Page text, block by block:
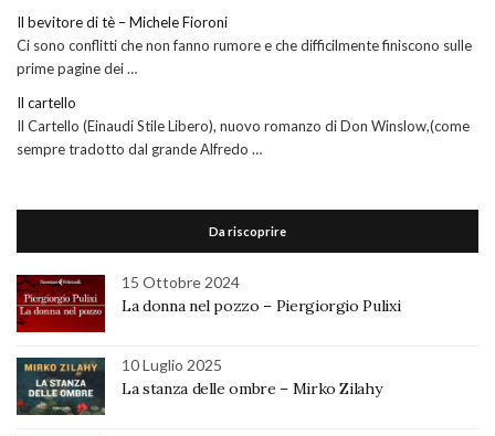
Il bevitore di tè – Michele Fioroni
Ci sono conflitti che non fanno rumore e che difficilmente finiscono sulle
prime pagine dei …
Il cartello
Il Cartello (Einaudi Stile Libero), nuovo romanzo di Don Winslow,(come
sempre tradotto dal grande Alfredo …
Da riscoprire
15 Ottobre 2024
La donna nel pozzo – Piergiorgio Pulixi
10 Luglio 2025
La stanza delle ombre – Mirko Zilahy